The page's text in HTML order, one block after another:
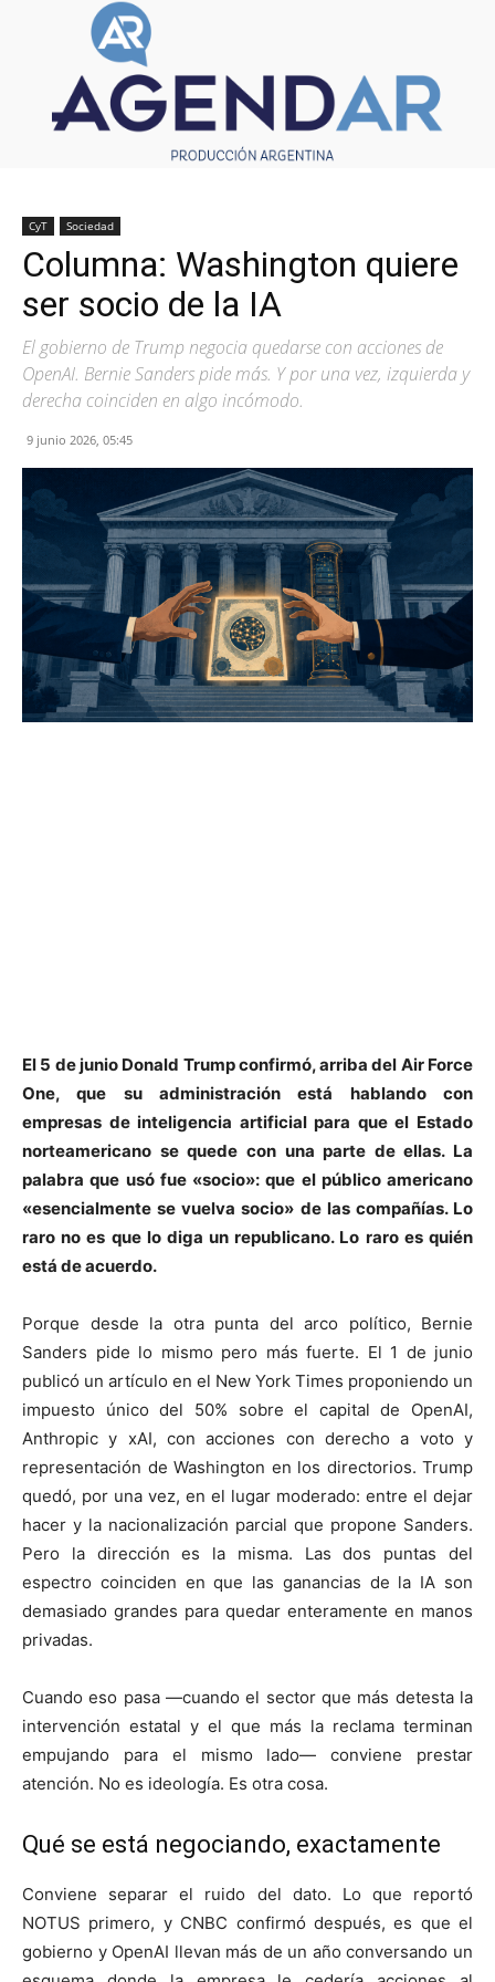
CyT Sociedad
Columna: Washington quiere
ser socio de la IA
El gobierno de Trump negocia quedarse con acciones de
OpenAI. Bernie Sanders pide más. Y por una vez, izquierda y
derecha coinciden en algo incómodo.
9 junio 2026, 05:45
El 5 de junio Donald Trump confirmó, arriba del Air Force
One, que su administración está hablando con
empresas de inteligencia artificial para que el Estado
norteamericano se quede con una parte de ellas. La
palabra que usó fue «socio»: que el público americano
«esencialmente se vuelva socio» de las compañías. Lo
raro no es que lo diga un republicano. Lo raro es quién
está de acuerdo.
Porque desde la otra punta del arco político, Bernie
Sanders pide lo mismo pero más fuerte. El 1 de junio
publicó un artículo en el New York Times proponiendo un
impuesto único del 50% sobre el capital de OpenAI,
Anthropic y xAI, con acciones con derecho a voto y
representación de Washington en los directorios. Trump
quedó, por una vez, en el lugar moderado: entre el dejar
hacer y la nacionalización parcial que propone Sanders.
Pero la dirección es la misma. Las dos puntas del
espectro coinciden en que las ganancias de la IA son
demasiado grandes para quedar enteramente en manos
privadas.
Cuando eso pasa —cuando el sector que más detesta la
intervención estatal y el que más la reclama terminan
empujando para el mismo lado— conviene prestar
atención. No es ideología. Es otra cosa.
Qué se está negociando, exactamente
Conviene separar el ruido del dato. Lo que reportó
NOTUS primero, y CNBC confirmó después, es que el
gobierno y OpenAI llevan más de un año conversando un